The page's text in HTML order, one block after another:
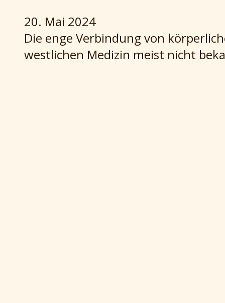
20. Mai 2024
Die enge Verbindung von
westlichen Medizin meist nicht